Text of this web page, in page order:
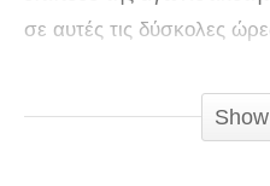
σε αυτές τις δύσκολες
μέσα από την ασυνέπεια,
καταστροφική πολιτική